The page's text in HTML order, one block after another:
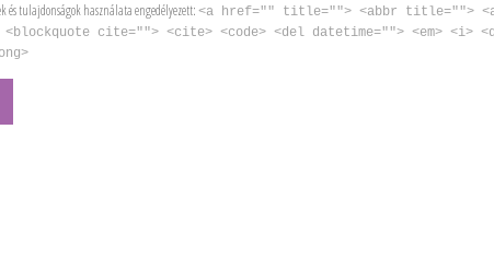
és tulajdonságok használata engedélyezett: <a href="" title=""> <abbr title="">
cite=""> <cite> <code> <del datetime=""> <em> <i>